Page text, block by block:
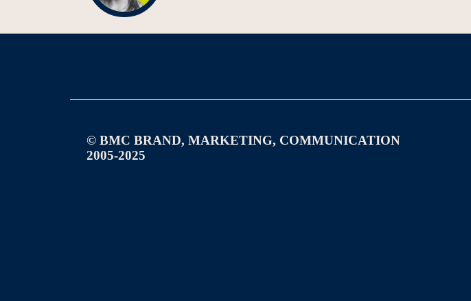
© BMC BRAND, MARKETING, COMMUNICATION
2005-2025